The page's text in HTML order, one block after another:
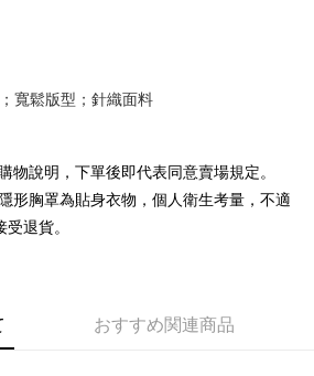
」を選択すると、注文が成立した後に自動
ロセスに移行し、携帯番号を確認後、分割払
いて
金後払いを選択すると、携帯電話認証ウィンド
寬鬆版型；針織面料
物說明，下單後即代表同意賣場規定。
形胸罩為貼身衣物，個人衛生考量，不適
退貨。
おすすめ関連商品